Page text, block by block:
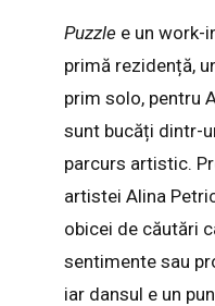
Puzzle e un work-
primă rezidență,
prim solo, pentru
sunt bucăți dintr-
parcurs artistic.
artistei Alina
obicei de căutări
sentimente sau
iar dansul e un